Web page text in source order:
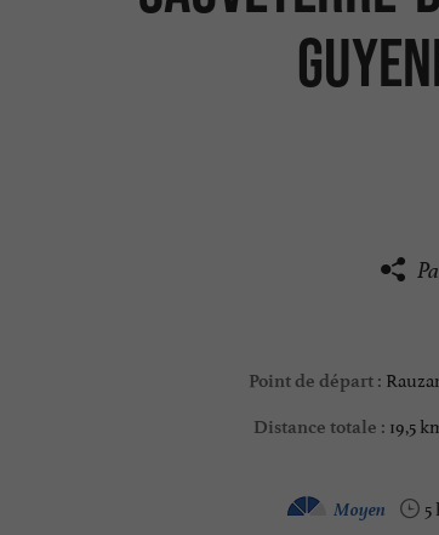
Point de départ :
Distance totale : 19,5
5
Moyen